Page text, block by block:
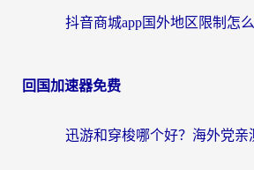
回国加速器免费